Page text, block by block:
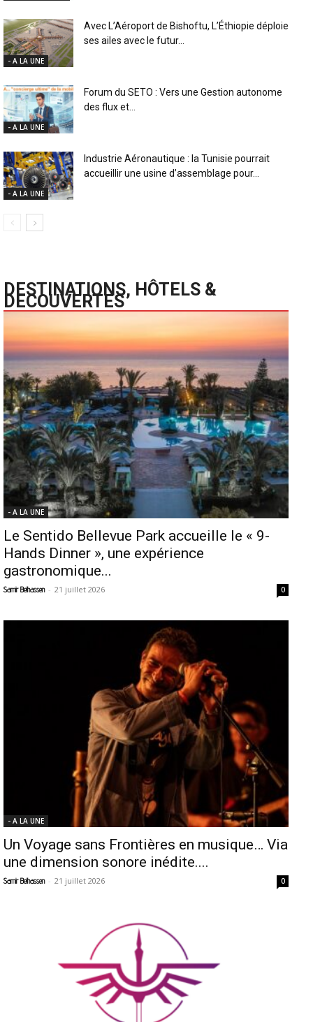
- A LA UNE
Avec L’Aéroport de Bishoftu, L’Éthiopie déploie
ses ailes avec le futur...
- A LA UNE
Forum du SETO : Vers une Gestion autonome
des flux et...
- A LA UNE
Industrie Aéronautique : la Tunisie pourrait
accueillir une usine d’assemblage pour...
DESTINATIONS, HÔTELS &
DECOUVERTES
- A LA UNE
Le Sentido Bellevue Park accueille le « 9-
Hands Dinner », une expérience
gastronomique...
Samir Belhassen - 21 juillet 2026 0
- A LA UNE
Un Voyage sans Frontières en musique… Via
une dimension sonore inédite....
Samir Belhassen - 21 juillet 2026 0